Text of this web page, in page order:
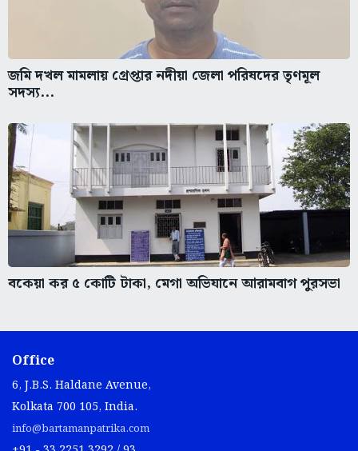
জমি দখল মামলায় গ্রেপ্তার নদীয়া জেলা পরিষদের তৃণমূল
সদস্য...
বকেয়া কর ৫ কোটি টাকা, মেগা অভিযানে আরামবাগ পুরসভা
Office
6, J.B.S. Haldane Avenue,
Kolkata 700 105, India.
info@bartamanpatrika.com